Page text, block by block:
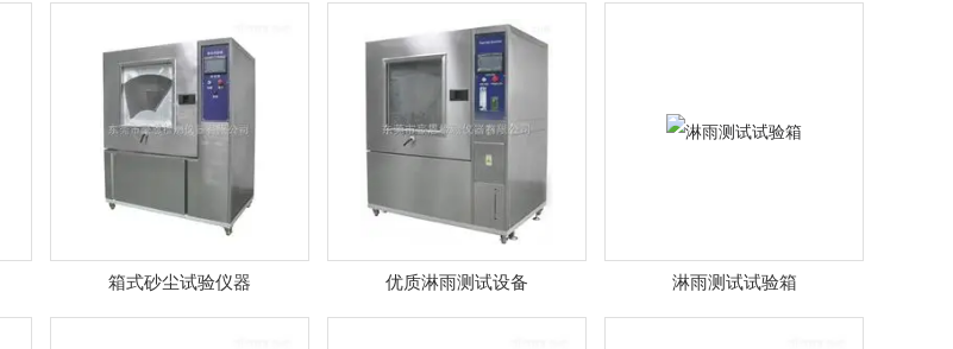
箱式砂尘试验仪器 优质淋雨测试设备 淋雨测试试验箱